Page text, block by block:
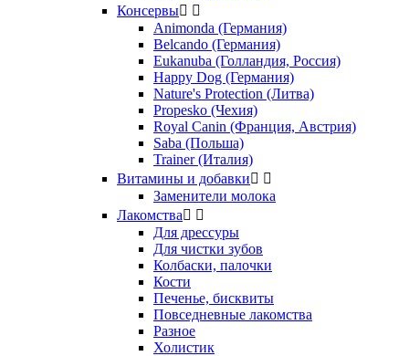
Консервы 
Animonda (Германия)
Belcando (Германия)
Eukanuba (Голландия, Россия)
Happy Dog (Германия)
Nature's Protection (Литва)
Propesko (Чехия)
Royal Canin (Франция, Австрия)
Saba (Польша)
Trainer (Италия)
Витамины и добавки 
Заменители молока
Лакомства 
Для дрессуры
Для чистки зубов
Колбаски, палочки
Кости
Печенье, бисквиты
Повседневные лакомства
Разное
Холистик